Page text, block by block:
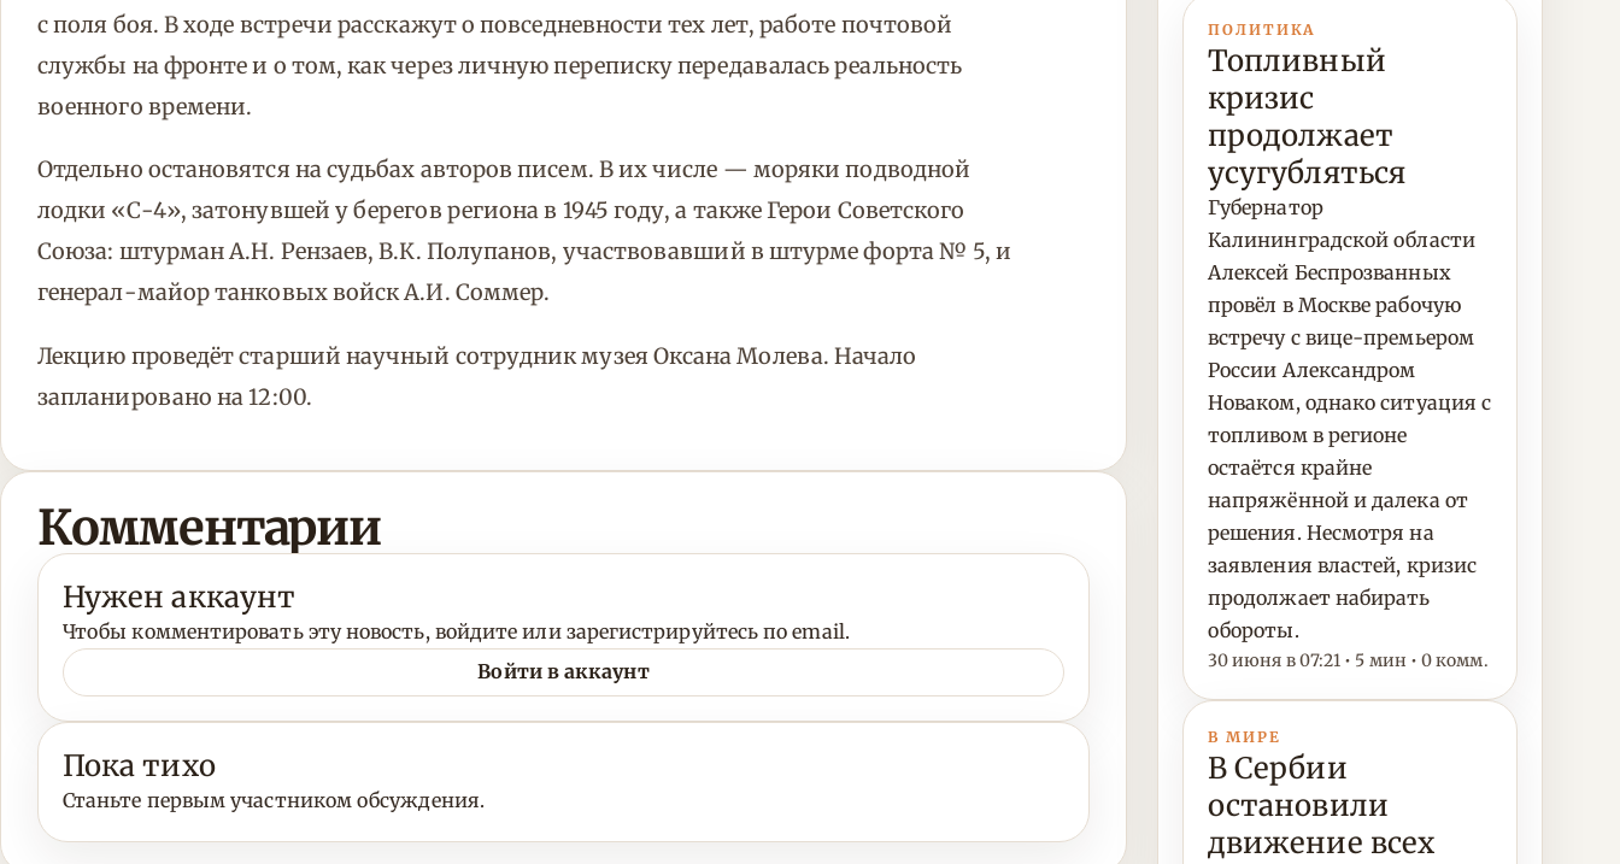
с поля боя. В ходе встречи расскажут о повседневности тех лет, работе почтовой
службы на фронте и о том, как через личную переписку передавалась реальность
военного времени.
Отдельно остановятся на судьбах авторов писем. В их числе — моряки подводной
лодки «С-4», затонувшей у берегов региона в 1945 году, а также Герои Советского
Союза: штурман А.Н. Рензаев, В.К. Полупанов, участвовавший в штурме форта № 5, и
генерал-майор танковых войск А.И. Соммер.
Лекцию проведёт старший научный сотрудник музея Оксана Молева. Начало
запланировано на 12:00.
Комментарии
Нужен аккаунт
Чтобы комментировать эту новость, войдите или зарегистрируйтесь по email.
Войти в аккаунт
Пока тихо
Станьте первым участником обсуждения.
ПОЛИТИКА
Топливный
кризис
продолжает
усугубляться
Губернатор
Калининградской области
Алексей Беспрозванных
провёл в Москве рабочую
встречу с вице-премьером
России Александром
Новаком, однако ситуация с
топливом в регионе
остаётся крайне
напряжённой и далека от
решения. Несмотря на
заявления властей, кризис
продолжает набирать
обороты.
30 июня в 07:21 • 5 мин • 0 комм.
В МИРЕ
В Сербии
остановили
движение всех